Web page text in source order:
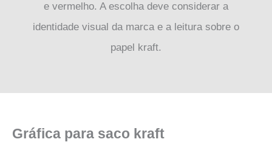
e vermelho. A escolha deve considerar a
identidade visual da marca e a leitura sobre o
papel kraft.
Gráfica para saco kraft